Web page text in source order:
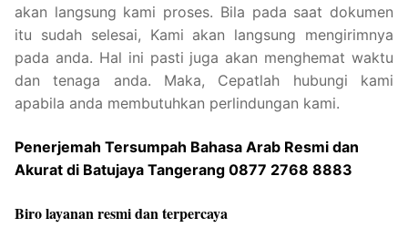
akan langsung kami proses. Bila pada saat dokumen
itu sudah selesai, Kami akan langsung mengirimnya
pada anda. Hal ini pasti juga akan menghemat waktu
dan tenaga anda. Maka, Cepatlah hubungi kami
apabila anda membutuhkan perlindungan kami.
Penerjemah Tersumpah Bahasa Arab Resmi dan
Akurat di Batujaya Tangerang 0877 2768 8883
Biro layanan resmi dan terpercaya